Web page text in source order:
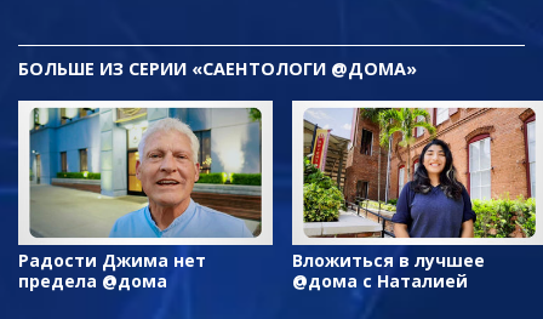
БОЛЬШЕ ИЗ СЕРИИ «САЕНТОЛОГИ @ДОМА»
Радости Джима нет
предела @дома
Вложиться в лучшее
@дома с Наталией